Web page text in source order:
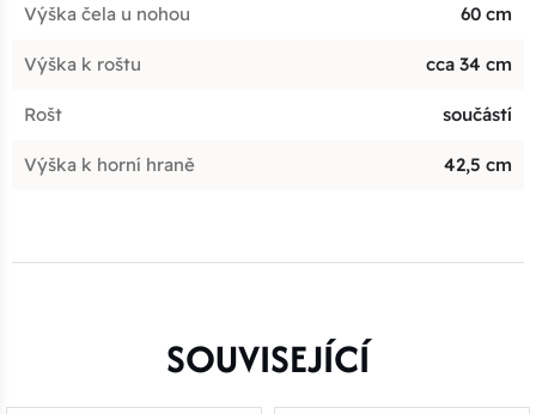
Výška čela u nohou 60 cm
Výška k roštu cca 34 cm
Rošt součástí
Výška k horní hraně 42,5 cm
SOUVISEJÍCÍ